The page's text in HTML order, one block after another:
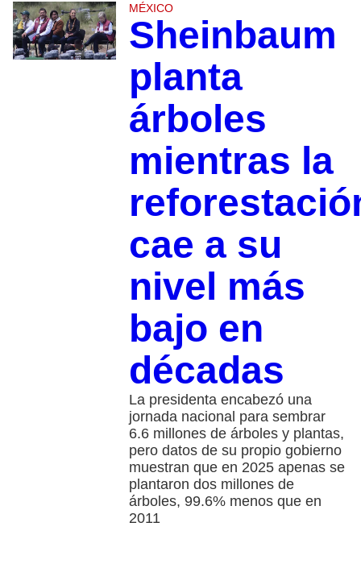
MÉXICO
Sheinbaum
planta
árboles
mientras la
cae a su
nivel más
bajo en
décadas
La presidenta encabezó una
jornada nacional para sembrar
6.6 millones de árboles y plantas,
pero datos de su propio gobierno
muestran que en 2025 apenas se
plantaron dos millones de
árboles, 99.6% menos que en
2011